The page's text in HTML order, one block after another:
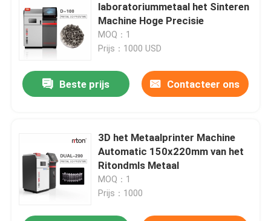
laboratoriummetaal het Sinteren
Machine Hoge Precisie
MOQ：1
Prijs：1000 USD
Beste prijs Contacteer ons
3D het Metaalprinter Machine
Automatic 150x220mm van het
Ritondmls Metaal
MOQ：1
Prijs：1000